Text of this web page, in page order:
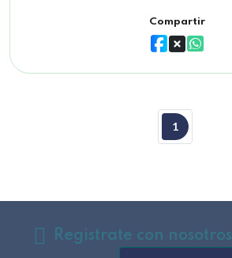
Compartir
1
Registrate con nosotros